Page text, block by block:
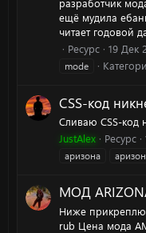
разработчик
ещё мудила
читает годовой
Ресурс
19 Дек
mode
CSS-код
Сливаю CSS-код
JustAlex
Ресурс
аризона
МОД
Ниже
rub Цена мода